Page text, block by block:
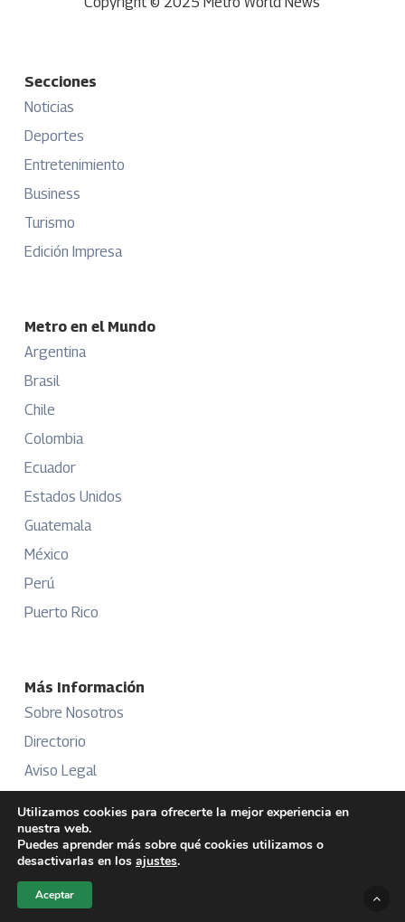
Secciones
Noticias
Deportes
Entretenimiento
Business
Turismo
Edición Impresa
Metro en el Mundo
Argentina
Brasil
Chile
Colombia
Ecuador
Estados Unidos
Guatemala
México
Perú
Puerto Rico
Más Información
Sobre Nosotros
Directorio
Aviso Legal
Publicidad
Utilizamos cookies para ofrecerte la mejor experiencia en
nuestra web.
Puedes aprender más sobre qué cookies utilizamos o
desactivarlas en los ajustes.
Aceptar